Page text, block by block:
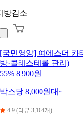
[국민영양] 여에스더 카
방·콜레스테롤 관리)
55% 8,900원
박스당 8,000원대~
4.9 (리뷰 3,104개)